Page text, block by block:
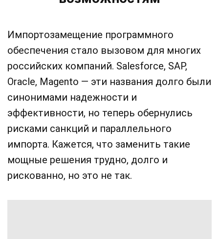
Импортозамещение программного
обеспечения стало вызовом для многих
российских компаний. Salesforce, SAP,
Oracle, Magento — эти названия долго были
синонимами надежности и
эффективности, но теперь обернулись
рисками санкций и параллельного
импорта. Кажется, что заменить такие
мощные решения трудно, долго и
рискованно, но это не так.